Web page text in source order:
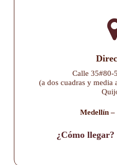
Calle 35#80-
(a dos cuadras y media
Medellín
¿Cómo